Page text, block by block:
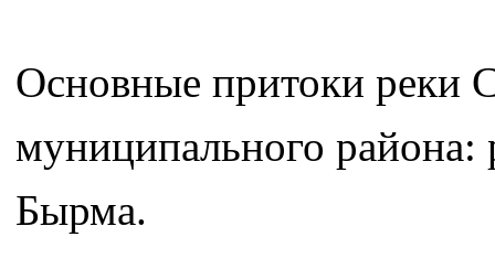
Основные притоки реки
муниципального
Бырма.